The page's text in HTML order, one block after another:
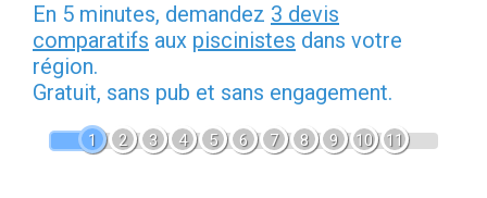
En 5 minutes, demandez 3 devis
comparatifs aux piscinistes dans votre
région.
Gratuit, sans pub et sans engagement.
1 2 3 4 5 6 7 8 9 10 11